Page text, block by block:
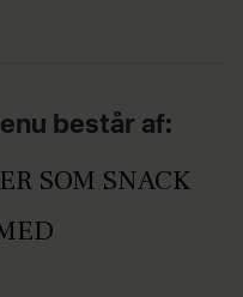
består af:
SOM SNACK